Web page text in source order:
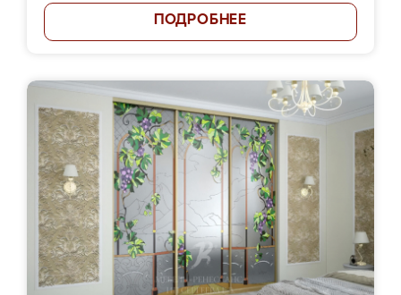
ПОДРОБНЕЕ